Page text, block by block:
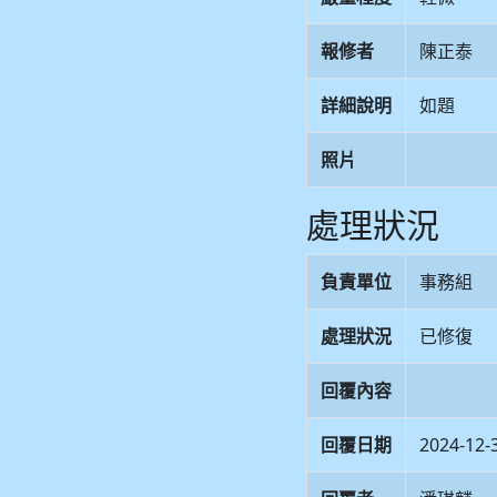
報修者 陳正泰
詳細說明 如題
照片
處理狀況
負責單位 事務組
處理狀況 已修復
回覆內容
回覆日期 2024-12-